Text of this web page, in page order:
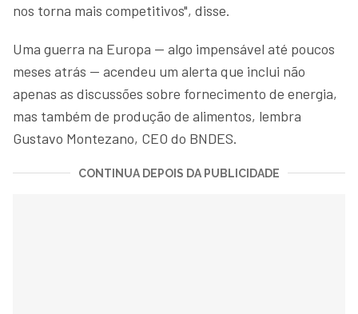
nos torna mais competitivos", disse.
Uma guerra na Europa — algo impensável até poucos
meses atrás — acendeu um alerta que inclui não
apenas as discussões sobre fornecimento de energia,
mas também de produção de alimentos, lembra
Gustavo Montezano, CEO do BNDES.
CONTINUA DEPOIS DA PUBLICIDADE